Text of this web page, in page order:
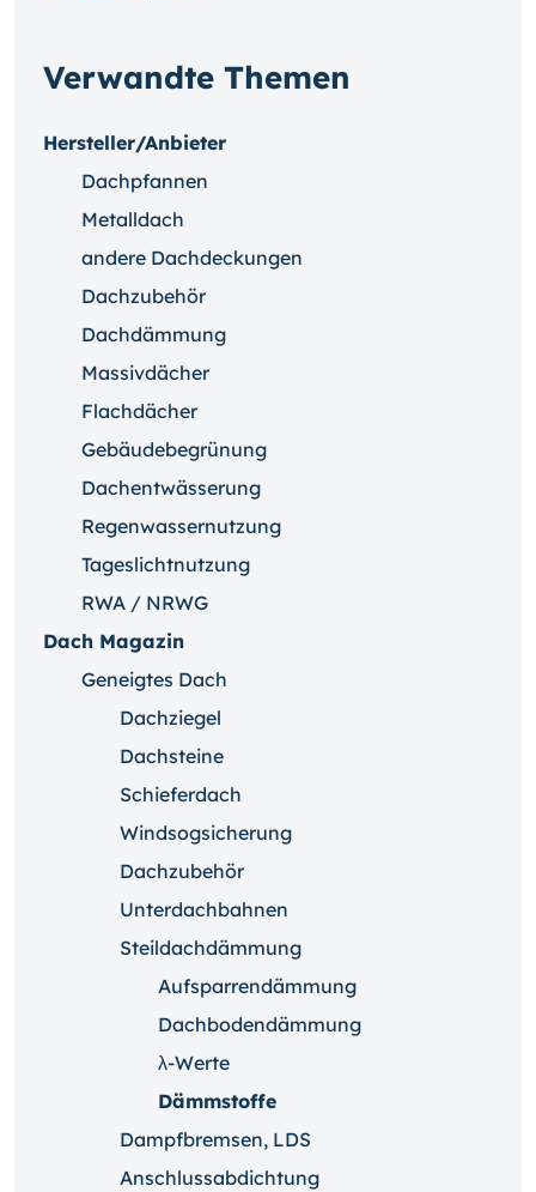
Verwandte Themen
Hersteller/Anbieter
Dachpfannen
Metalldach
andere Dachdeckungen
Dachzubehör
Dachdämmung
Massivdächer
Flachdächer
Gebäudebegrünung
Dachentwässerung
Regenwassernutzung
Tageslichtnutzung
RWA / NRWG
Dach Magazin
Geneigtes Dach
Dachziegel
Dachsteine
Schieferdach
Windsogsicherung
Dachzubehör
Unterdachbahnen
Steildachdämmung
Aufsparrendämmung
Dachbodendämmung
λ-Werte
Dämmstoffe
Dampfbremsen, LDS
Anschlussabdichtung